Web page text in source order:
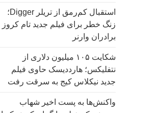
استقبال کم‌رمق از تریلر Digger؛
زنگ خطر برای فیلم جدید تام کروز
برادران وارنر
شکایت ۱۰۵ میلیون دلاری از
نتفلیکس؛ هارددیسک حاوی فیلم
جدید نیکلاس کیج به سرقت رفت
واکنش‌ها به پست اخیر شهاب